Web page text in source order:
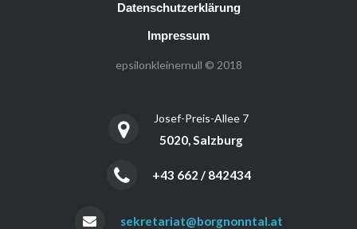
Datenschutzerklärung
Impressum
epsilonkleinernull © 2018
Josef-Preis-Allee 7
5020, Salzburg
+43 662 / 842434
sekretariat@borgnonntal.at